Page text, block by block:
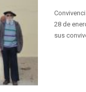
28 de
sus